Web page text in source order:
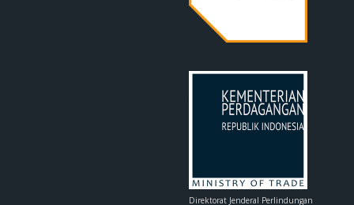
Direktorat Jenderal Perlindungan